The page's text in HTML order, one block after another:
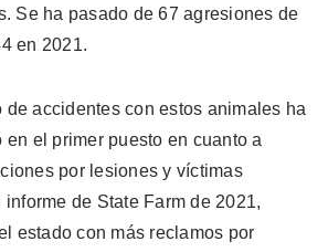
Se ha pasado de 67 agresiones de
en 2021.
de accidentes con estos animales ha
el primer puesto en cuanto a
por lesiones y víctimas
de State Farm de 2021,
estado con más reclamos por